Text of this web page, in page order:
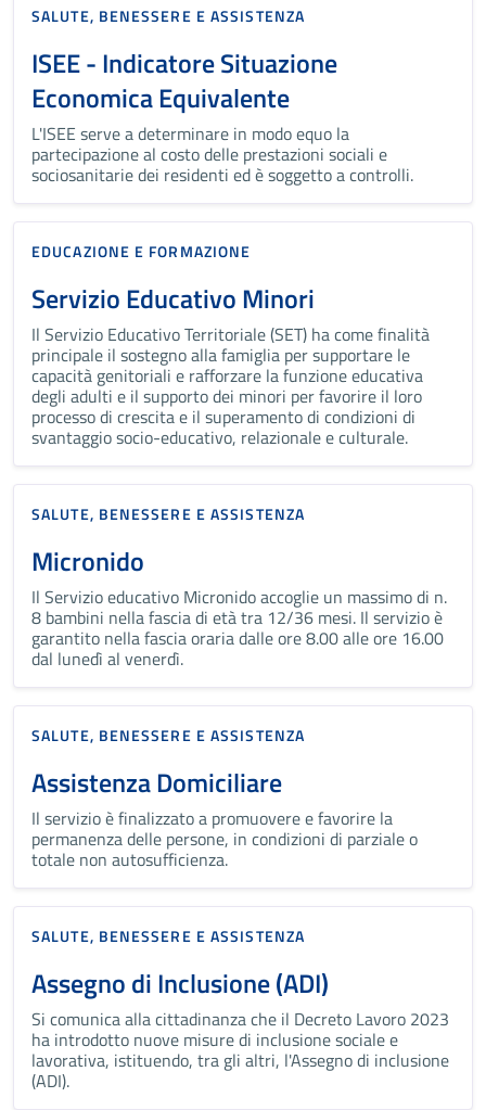
SALUTE, BENESSERE E ASSISTENZA
ISEE - Indicatore Situazione
Economica Equivalente
L'ISEE serve a determinare in modo equo la
partecipazione al costo delle prestazioni sociali e
sociosanitarie dei residenti ed è soggetto a controlli.
EDUCAZIONE E FORMAZIONE
Servizio Educativo Minori
Il Servizio Educativo Territoriale (SET) ha come finalità
principale il sostegno alla famiglia per supportare le
capacità genitoriali e rafforzare la funzione educativa
degli adulti e il supporto dei minori per favorire il loro
processo di crescita e il superamento di condizioni di
svantaggio socio-educativo, relazionale e culturale.
SALUTE, BENESSERE E ASSISTENZA
Micronido
Il Servizio educativo Micronido accoglie un massimo di n.
8 bambini nella fascia di età tra 12/36 mesi. Il servizio è
garantito nella fascia oraria dalle ore 8.00 alle ore 16.00
dal lunedì al venerdì.
SALUTE, BENESSERE E ASSISTENZA
Assistenza Domiciliare
Il servizio è finalizzato a promuovere e favorire la
permanenza delle persone, in condizioni di parziale o
totale non autosufficienza.
SALUTE, BENESSERE E ASSISTENZA
Assegno di Inclusione (ADI)
Si comunica alla cittadinanza che il Decreto Lavoro 2023
ha introdotto nuove misure di inclusione sociale e
lavorativa, istituendo, tra gli altri, l'Assegno di inclusione
(ADI).